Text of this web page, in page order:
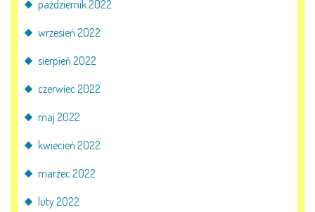
październik 2022
wrzesień 2022
sierpień 2022
czerwiec 2022
maj 2022
kwiecień 2022
marzec 2022
luty 2022